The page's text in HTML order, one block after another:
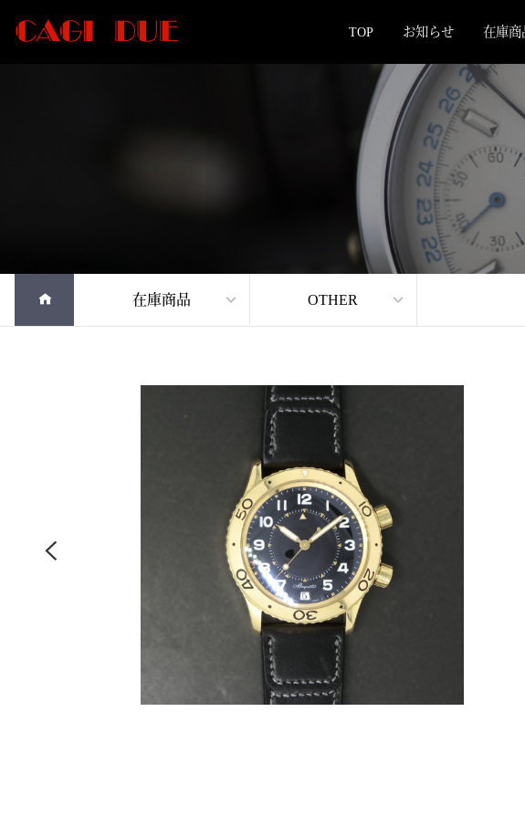
TOP お知らせ 在庫商
在庫商品 OTHER